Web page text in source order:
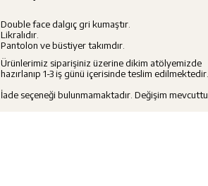
Double face dalgıç gri kumaştır.
Likralıdır.
Pantolon ve büstiyer takımdır.
Ürünlerimiz siparişiniz üzerine dikim atölyemizde
hazırlanıp 1-3 iş günü içerisinde teslim edilmektedir.
İade seçeneği bulunmamaktadır. Değişim